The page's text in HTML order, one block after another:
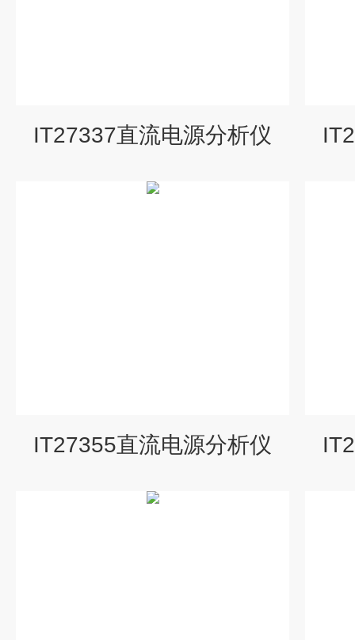
IT27337直流电源分析仪
IT27355直流电源分析仪